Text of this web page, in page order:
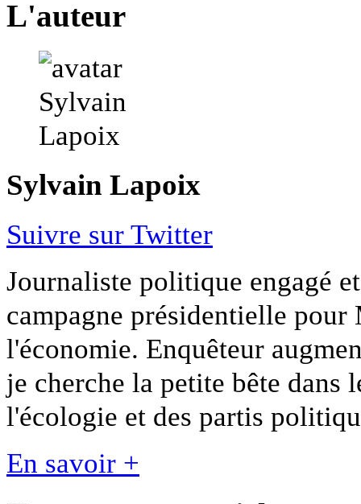
L'auteur
Sylvain Lapoix
Suivre sur Twitter
Journaliste politique engagé
campagne présidentielle
l'économie. Enquêteur
je cherche la petite bête dans
l'écologie et des partis
En savoir +